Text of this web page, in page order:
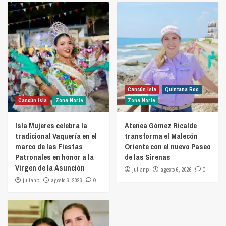
Cancún isla Zona Norte
Isla Mujeres celebra la
tradicional Vaquería en el
marco de las Fiestas
Patronales en honor a la
Virgen de la Asunción
julianp agosto 6, 2026 0
Cancún isla
Quintana Roo
Zona Norte
Atenea Gómez Ricalde
transforma el Malecón
Oriente con el nuevo Paseo
de las Sirenas
julianp agosto 6, 2026 0